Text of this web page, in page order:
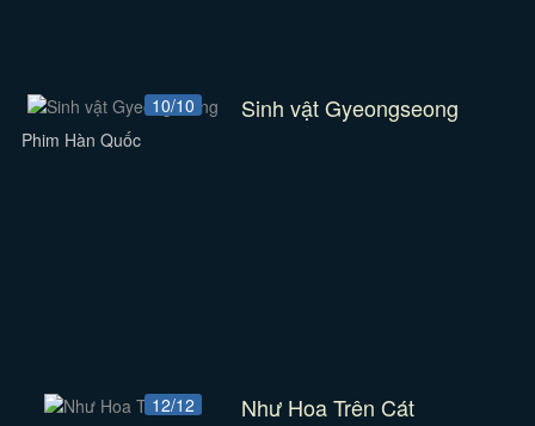
10/10 Sinh vật Gyeongseong
Phim Hàn Quốc
12/12 Như Hoa Trên Cát